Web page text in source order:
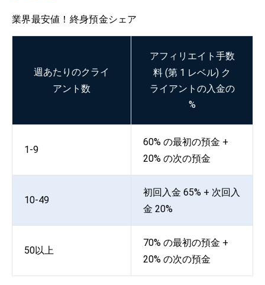
業界最安値！ 終身預金シェア
週あたりのクライ
アント数
アフィリエイト手数
料 (第 1 レベル) ク
ライアントの入金の
%
1-9
60% の最初の預金 +
20% の次の預金
10-49
初回入金 65% + 次回入
金 20%
50以上
70% の最初の預金 +
20% の次の預金